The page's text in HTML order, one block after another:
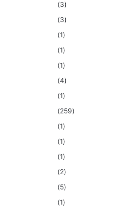
(3)
(3)
(1)
(1)
(1)
(4)
(1)
(259)
(1)
(1)
(1)
(2)
(5)
(1)